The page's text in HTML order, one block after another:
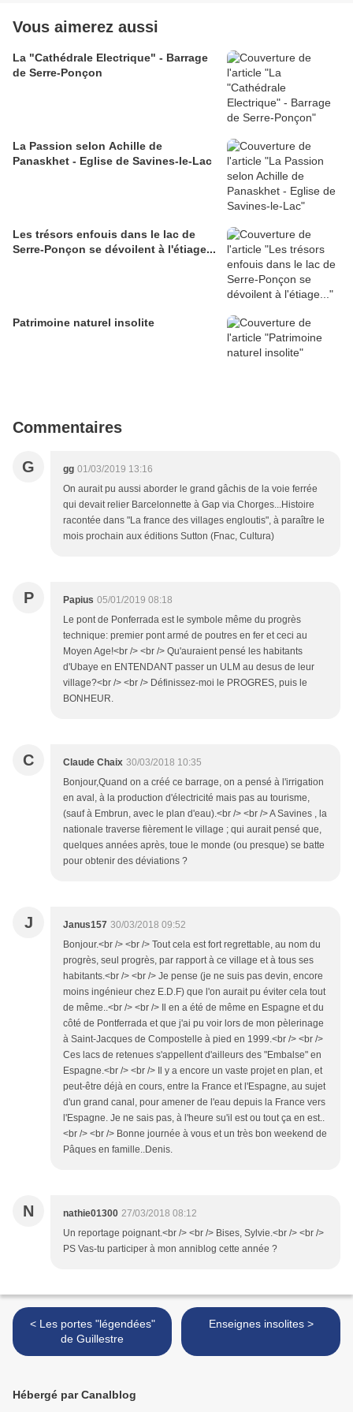
Vous aimerez aussi
La "Cathédrale Electrique" - Barrage
de Serre-Ponçon
La Passion selon Achille de
Panaskhet - Eglise de Savines-le-Lac
Les trésors enfouis dans le lac de
Serre-Ponçon se dévoilent à l'étiage...
Patrimoine naturel insolite
Commentaires
G gg 01/03/2019 13:16
On aurait pu aussi aborder le grand gâchis de la voie ferrée
qui devait relier Barcelonnette à Gap via Chorges...Histoire
racontée dans "La france des villages engloutis", à paraître le
mois prochain aux éditions Sutton (Fnac, Cultura)
P Papius 05/01/2019 08:18
Le pont de Ponferrada est le symbole même du progrès
technique: premier pont armé de poutres en fer et ceci au
Moyen Age!<br /> <br /> Qu'auraient pensé les habitants
d'Ubaye en ENTENDANT passer un ULM au desus de leur
village?<br /> <br /> Définissez-moi le PROGRES, puis le
BONHEUR.
C Claude Chaix 30/03/2018 10:35
Bonjour,Quand on a créé ce barrage, on a pensé à l'irrigation
en aval, à la production d'électricité mais pas au tourisme,
(sauf à Embrun, avec le plan d'eau).<br /> <br /> A Savines , la
nationale traverse fièrement le village ; qui aurait pensé que,
quelques années après, toue le monde (ou presque) se batte
pour obtenir des déviations ?
J Janus157 30/03/2018 09:52
Bonjour.<br /> <br /> Tout cela est fort regrettable, au nom du
progrès, seul progrès, par rapport à ce village et à tous ses
habitants.<br /> <br /> Je pense (je ne suis pas devin, encore
moins ingénieur chez E.D.F) que l'on aurait pu éviter cela tout
de même..<br /> <br /> Il en a été de même en Espagne et du
côté de Pontferrada et que j'ai pu voir lors de mon pèlerinage
à Saint-Jacques de Compostelle à pied en 1999.<br /> <br />
Ces lacs de retenues s'appellent d'ailleurs des "Embalse" en
Espagne.<br /> <br /> Il y a encore un vaste projet en plan, et
peut-être déjà en cours, entre la France et l'Espagne, au sujet
d'un grand canal, pour amener de l'eau depuis la France vers
l'Espagne. Je ne sais pas, à l'heure su'il est ou tout ça en est..
<br /> <br /> Bonne journée à vous et un très bon weekend de
Pâques en famille..Denis.
N nathie01300 27/03/2018 08:12
Un reportage poignant.<br /> <br /> Bises, Sylvie.<br /> <br />
PS Vas-tu participer à mon anniblog cette année ?
< Les portes "légendées"
de Guillestre
Enseignes insolites >
Hébergé par Canalblog